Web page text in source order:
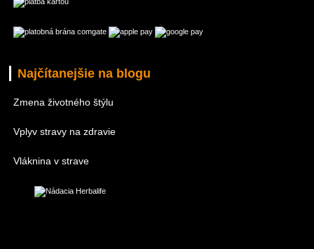
Najčítanejšie na blogu
Zmena životného štýlu
Vplyv stravy na zdravie
Vláknina v strave